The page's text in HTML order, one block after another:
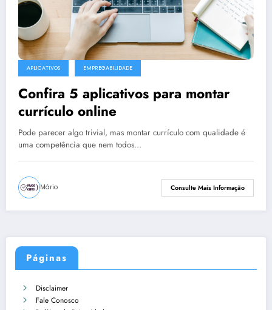
APLICATIVOS EMPREGABILIDADE
Confira 5 aplicativos para montar
currículo online
Pode parecer algo trivial, mas montar currículo com qualidade é
uma competência que nem todos…
Mário Consulte Mais Informação
Páginas
Disclaimer
Fale Conosco